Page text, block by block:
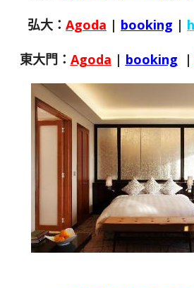
弘大： Agoda | booking |
東大門： Agoda | booking |